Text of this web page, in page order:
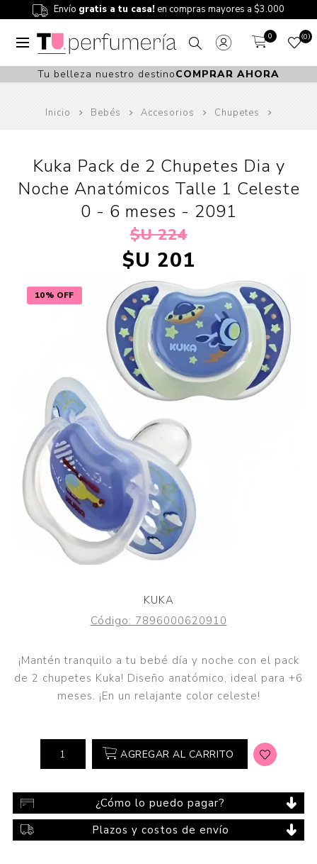
Envío gratis a tu casa! en compras mayores a $3.000
0 0
Tu belleza nuestro destinoCOMPRAR AHORA
Inicio Bebés Accesorios Chupetes
10% OFF
Kuka Pack de 2 Chupetes Dia y
Noche Anatómicos Talle 1 Celeste
0 - 6 meses - 2091
$U 224
$U 201
KUKA
Código: 7896000620910
¡Mantén tranquilo a tu bebé día y noche con el pack
de 2 chupetes Kuka! Diseño anatómico, ideal para +6
meses. ¡En un relajante color celeste!
AGREGAR AL CARRITO
¿Cómo lo puedo pagar?
Plazos y costos de envío